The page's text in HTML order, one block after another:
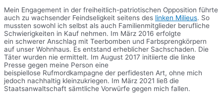
Mein Engagement in der freiheitlich-patriotischen Opposition führte
auch zu wachsender Feindseligkeit seitens des linken Milieus. So
mussten sowohl ich selbst als auch Familienmitglieder berufliche
Schwierigkeiten in Kauf nehmen. Im März 2016 erfolgte
ein schwerer Anschlag mit Teerbomben und Farbsprengkörpern
auf unser Wohnhaus. Es entstand erheblicher Sachschaden. Die
Täter wurden nie ermittelt. Im August 2017 initiierte die linke
Presse gegen meine Person eine
beispiellose Rufmordkampagne der perfidesten Art, ohne mich
jedoch nachhaltig kleinzukriegen. Im März 2021 ließ die
Staatsanwaltschaft sämtliche Vorwürfe gegen mich fallen.